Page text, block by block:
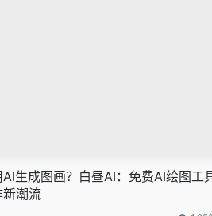
AI生成图画？白昼AI：免费AI绘图工
潮流